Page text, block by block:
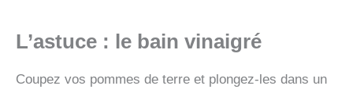
L’astuce : le bain vinaigré
Coupez vos pommes de terre et plongez-les dans un